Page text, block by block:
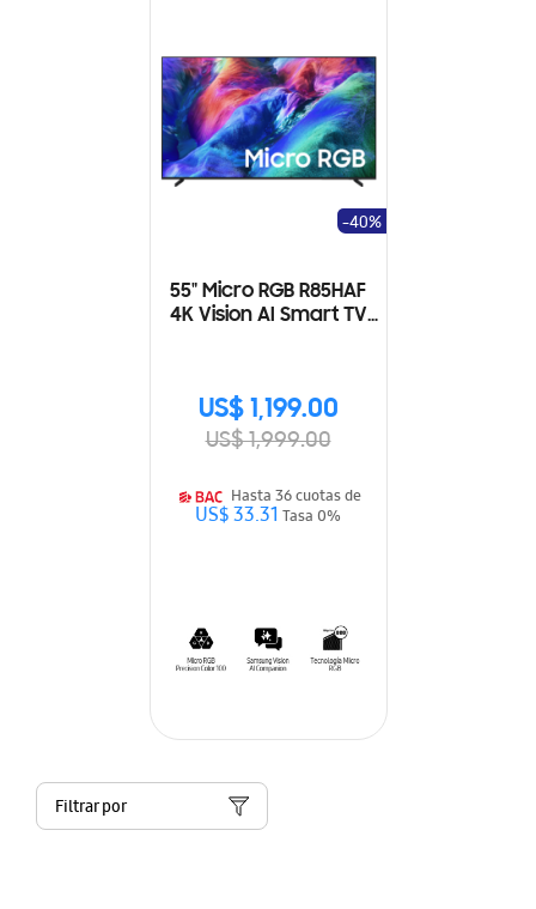
55" Micro RGB R85HAF
4K Vision AI Smart TV
US$ 1,199.00
US$ 1,999.00
-40%
Hasta 36 cuotas de
US$ 33.31 Tasa 0%
Filtrar por